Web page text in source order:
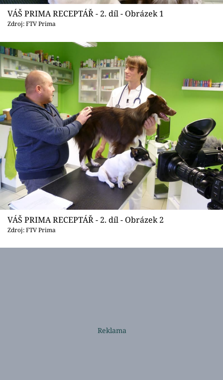
Sledujte nás
VÁŠ PRIMA RECEPTÁŘ - 2. díl - Obrázek 1
Zdroj: FTV Prima
VÁŠ PRIMA RECEPTÁŘ - 2. díl - Obrázek 2
Zdroj: FTV Prima